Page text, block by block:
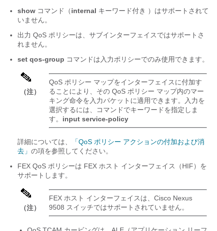
show コマンド（internal キーワード付き ）はサポートされて
いません。
出力 QoS ポリシーは、サブインターフェイスではサポートさ
れません。
set qos-group コマンドは入力ポリシーでのみ使用できます。
（注）
QoS ポリシー マップをインターフェイスに付加す
ることにより、その QoS ポリシー マップ内のマー
キング命令を入力パケットに適用できます。入力を
選択するには、コマンドでキーワードを指定しま
す。 input service-policy
詳細については、
「QoS ポリシー アクションの付加および消
去」 の項を参照してください。
FEX QoS ポリシーは FEX ホスト インターフェイス（HIF）を
サポートします。
（注）
FEX ホスト インターフェイスは、Cisco Nexus
9508 スイッチではサポートされていません。